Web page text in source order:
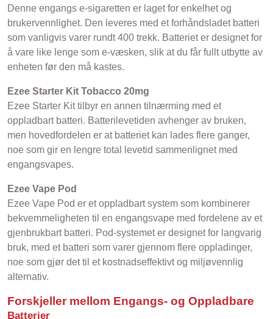
Denne engangs e-sigaretten er laget for enkelhet og
brukervennlighet. Den leveres med et forhåndsladet batteri
som vanligvis varer rundt 400 trekk. Batteriet er designet for
å vare like lenge som e-væsken, slik at du får fullt utbytte av
enheten før den må kastes.
Ezee Starter Kit Tobacco 20mg
Ezee Starter Kit tilbyr en annen tilnærming med et
oppladbart batteri. Batterilevetiden avhenger av bruken,
men hovedfordelen er at batteriet kan lades flere ganger,
noe som gir en lengre total levetid sammenlignet med
engangsvapes.
Ezee Vape Pod
Ezee Vape Pod er et oppladbart system som kombinerer
bekvemmeligheten til en engangsvape med fordelene av et
gjenbrukbart batteri. Pod-systemet er designet for langvarig
bruk, med et batteri som varer gjennom flere oppladinger,
noe som gjør det til et kostnadseffektivt og miljøvennlig
alternativ.
Forskjeller mellom Engangs- og Oppladbare
Batterier